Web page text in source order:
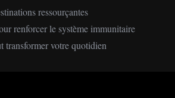
ressourçantes
renforcer le système immunitaire
transformer votre quotidien